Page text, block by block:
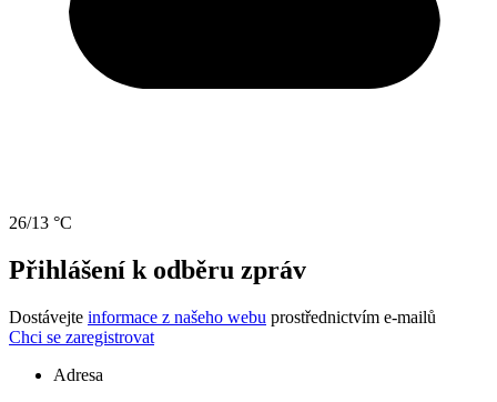
26/13 °C
Přihlášení k odběru zpráv
Dostávejte informace z našeho webu prostřednictvím e-mailů
Chci se zaregistrovat
Adresa